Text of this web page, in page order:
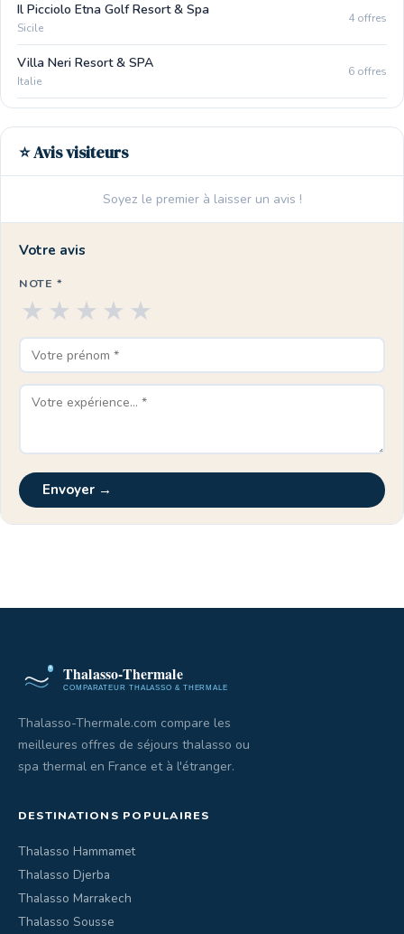
Il Picciolo Etna Golf Resort & Spa
Sicile
4 offres
Villa Neri Resort & SPA
Italie
6 offres
⭐ Avis visiteurs
Soyez le premier à laisser un avis !
Votre avis
NOTE *
★
★
★
★
★
Envoyer →
Thalasso-Thermale.com compare les
meilleures offres de séjours thalasso ou
spa thermal en France et à l'étranger.
DESTINATIONS POPULAIRES
Thalasso Hammamet
Thalasso Djerba
Thalasso Marrakech
Thalasso Sousse